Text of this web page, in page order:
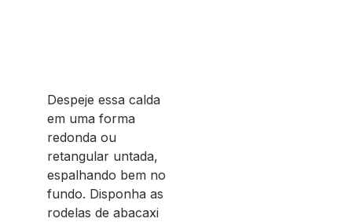
Despeje essa calda
em uma forma
redonda ou
retangular untada,
espalhando bem no
fundo. Disponha as
rodelas de abacaxi